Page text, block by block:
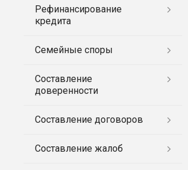
Рефинансирование
кредита
Семейные споры
Составление
доверенности
Составление договоров
Составление жалоб